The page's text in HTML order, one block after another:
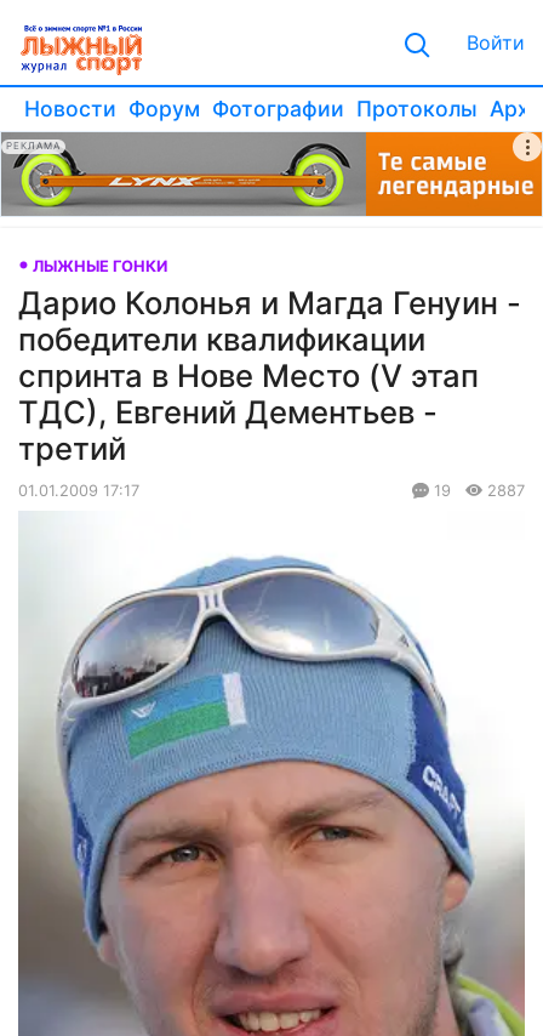
Войти
Новости Форум Фотографии Протоколы
РЕКЛАМА
ЛЫЖНЫЕ ГОНКИ
Дарио Колонья и Магда Генуин -
победители квалификации
спринта в Нове Место (V этап
ТДС), Евгений Дементьев -
третий
01.01.2009 17:17 19 2887